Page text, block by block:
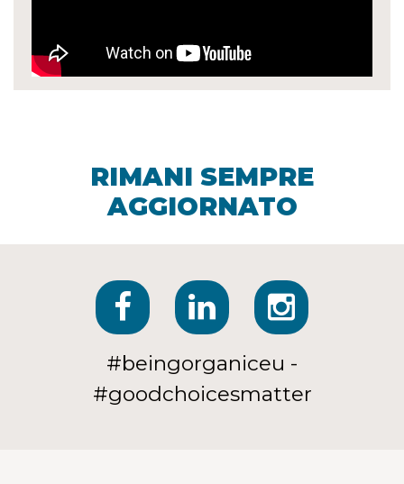
RIMANI SEMPRE
AGGIORNATO
#beingorganiceu -
#goodchoicesmatter